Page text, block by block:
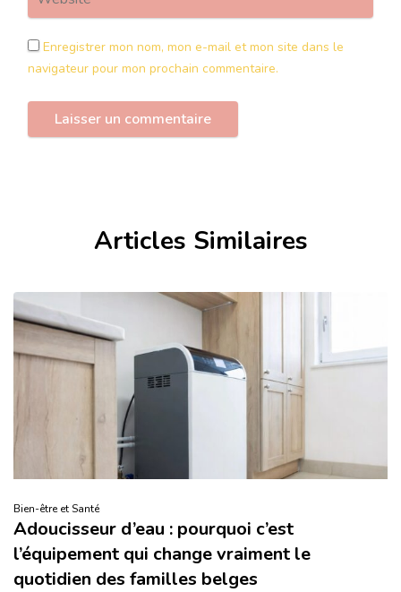
Enregistrer mon nom, mon e-mail et mon site dans le
navigateur pour mon prochain commentaire.
Articles Similaires
Bien-être et Santé
Adoucisseur d’eau : pourquoi c’est
l’équipement qui change vraiment le
quotidien des familles belges